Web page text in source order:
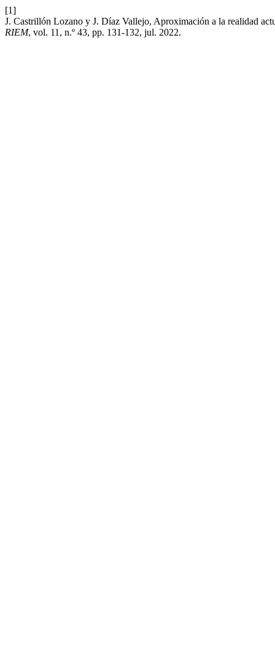
[1]
J. Castrillón Lozano y J. Díaz Vallejo, Aproximación a la realidad
RIEM, vol. 11, n.º 43, pp. 131-132, jul. 2022.